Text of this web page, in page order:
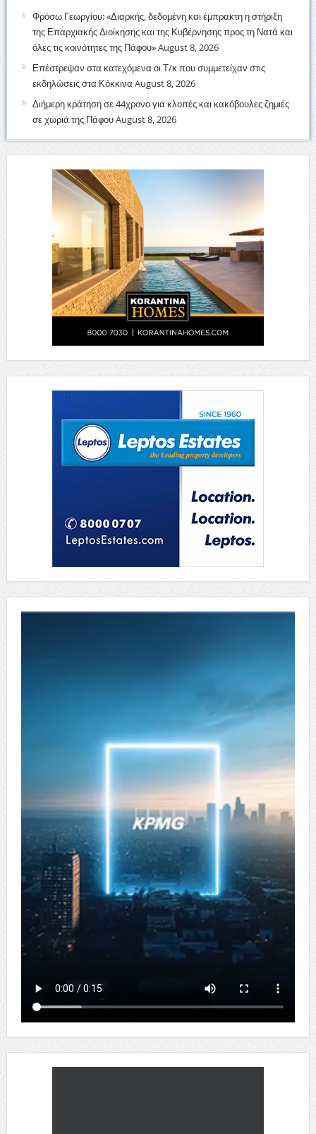
Φρόσω Γεωργίου: «Διαρκής, δεδομένη και έμπρακτη η στήριξη
της Επαρχιακής Διοίκησης και της Κυβέρνησης προς τη Νατά και
όλες τις κοινότητες της Πάφου»August 8, 2026
Επέστρεψαν στα κατεχόμενα οι Τ/κ που συμμετείχαν στις
εκδηλώσεις στα Κόκκινα August 8, 2026
Διήμερη κράτηση σε 44χρονο για κλοπές και κακόβουλες ζημιές
σε χωριά της ΠάφουAugust 8, 2026